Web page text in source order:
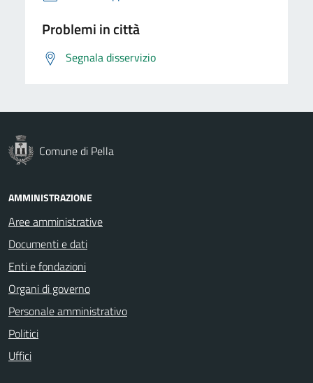
Problemi in città
Segnala disservizio
Comune di Pella
AMMINISTRAZIONE
Aree amministrative
Documenti e dati
Enti e fondazioni
Organi di governo
Personale amministrativo
Politici
Uffici